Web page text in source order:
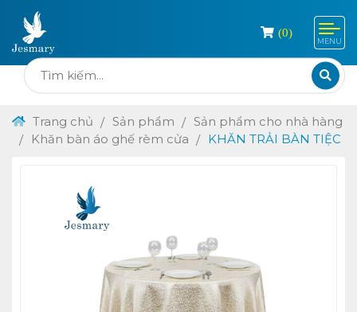
(0)
MENU
Trang chủ Sản phẩm
Sản phẩm cho nhà hàng
Khăn bàn áo ghế rèm cửa
KHĂN TRẢI BÀN TIỆC